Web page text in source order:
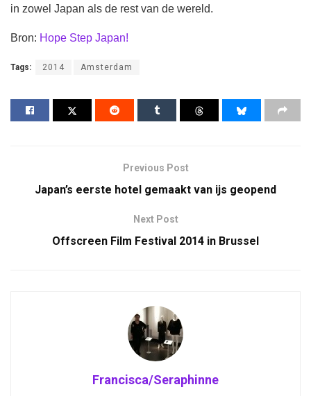
in zowel Japan als de rest van de wereld.
Bron: Hope Step Japan!
Tags: 2014 Amsterdam
Previous Post
Japan’s eerste hotel gemaakt van ijs geopend
Next Post
Offscreen Film Festival 2014 in Brussel
Francisca/Seraphinne